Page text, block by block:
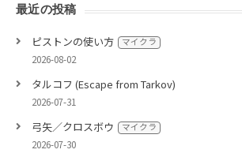
最近の投稿
ピストンの使い方 マイクラ
2026-08-02
タルコフ (Escape from Tarkov)
2026-07-31
弓矢／クロスボウ マイクラ
2026-07-30